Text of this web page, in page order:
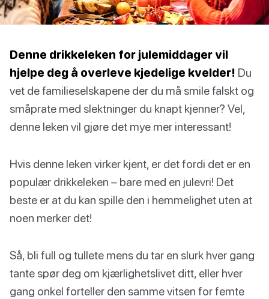
Denne drikkeleken for julemiddager vil
hjelpe deg å overleve kjedelige kvelder! Du
vet de familieselskapene der du må smile falskt og
småprate med slektninger du knapt kjenner? Vel,
denne leken vil gjøre det mye mer interessant!
Hvis denne leken virker kjent, er det fordi det er en
populær drikkeleken – bare med en julevri! Det
beste er at du kan spille den i hemmelighet uten at
noen merker det!
Så, bli full og tullete mens du tar en slurk hver gang
tante spør deg om kjærlighetslivet ditt, eller hver
gang onkel forteller den samme vitsen for femte